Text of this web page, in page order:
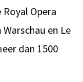
Opera
en Le
dan 1500